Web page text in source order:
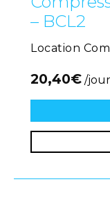
– BCL2
Location
20,40€ /jour